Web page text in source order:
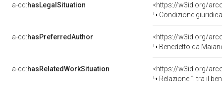
a-cd:hasLegalSituation
<https://w3id.org/
Condizione
a-cd:hasPreferredAuthor
<https://w3id.org/
Benedetto da
a-cd:hasRelatedWorkSituation
<https://w3id.org/
Relazione 1 tra il